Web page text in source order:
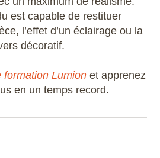
est capable de restituer
l’effet d’un éclairage ou la
décoratif.
formation Lumion et apprenez
en un temps record.